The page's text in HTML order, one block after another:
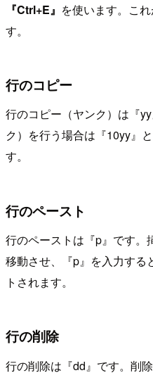
『Ctrl+E』 を使います。こ
す。
行のコピー
行のコピー（ヤンク）は『
ク）を行う場合は『10yy』
す。
行のペースト
行のペーストは『p』です。
移動させ、『p』を入力する
トされます。
行の削除
行の削除は『dd』です。削